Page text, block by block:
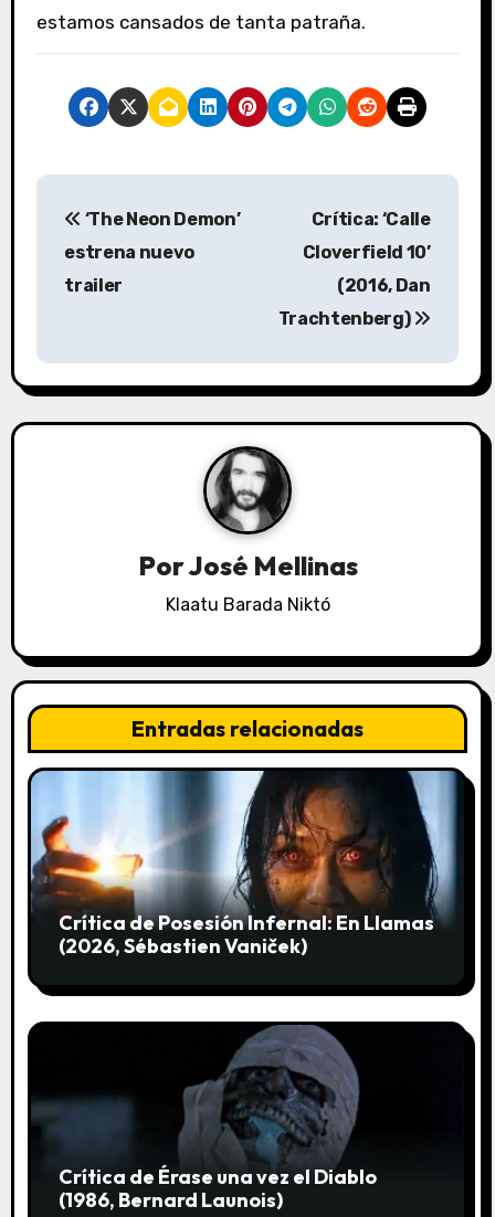
estamos cansados de tanta patraña.
N
g
a
d
e
e
n
t
r
a
a
‘The Neon Demon’
estrena nuevo
trailer
Crítica: ‘Calle
Cloverfield 10’
(2016, Dan
Trachtenberg)
PorJosé Mellinas
Klaatu Barada Niktó
Entradas relacionadas
Crítica de Posesión Infernal: En Llamas
(2026, Sébastien Vaniček)
Crítica de Érase una vez el Diablo
(1986, Bernard Launois)